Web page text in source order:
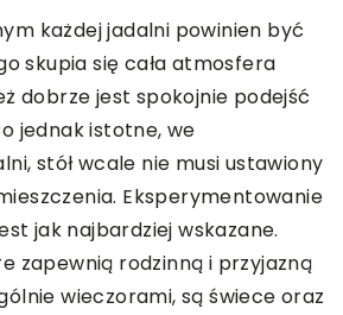
każdej jadalni powinien być
skupia się cała atmosfera
dobrze jest spokojnie podejść
jednak istotne, we
stół wcale nie musi ustawiony
Eksperymentowanie
jak najbardziej wskazane.
zapewnią rodzinną i przyjazną
wieczorami, są świece oraz